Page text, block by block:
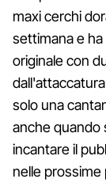
maxi cerchi
settimana e
originale con
solo una
anche quando
incantare il
nelle prossime